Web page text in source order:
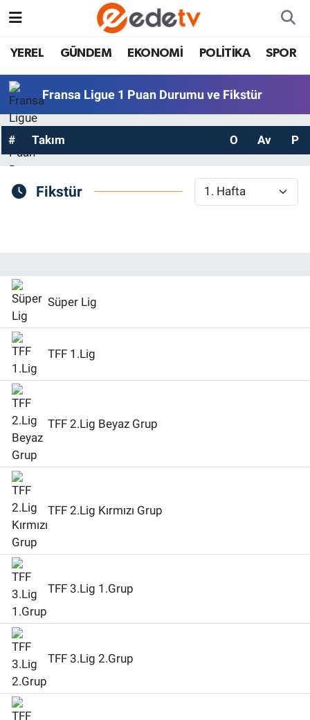
YEREL GÜNDEM EKONOMİ POLİTİKA SPOR
Fransa Ligue 1 Puan Durumu ve Fikstür
# Takım O Av P
Fikstür
Süper Lig
TFF 1.Lig
TFF 2.Lig Beyaz Grup
TFF 2.Lig Kırmızı Grup
TFF 3.Lig 1.Grup
TFF 3.Lig 2.Grup